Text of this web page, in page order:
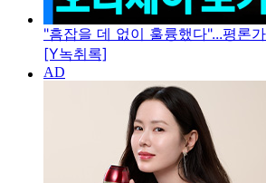
"흠잡을 데 없이 훌륭했다"...평론
[Y녹취록]